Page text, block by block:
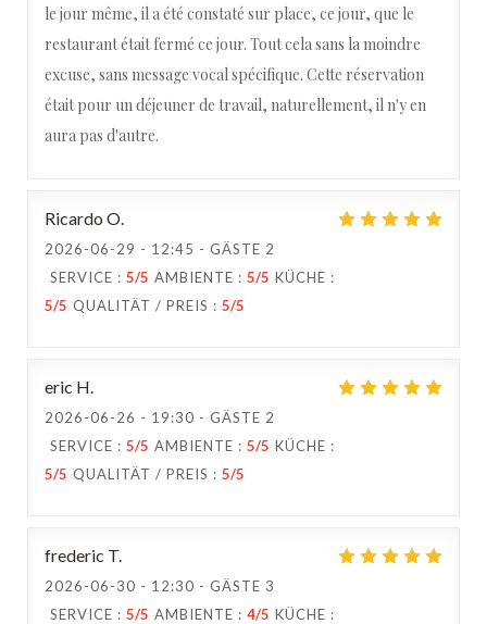
le jour même, il a été constaté sur place, ce jour, que le
restaurant était fermé ce jour. Tout cela sans la moindre
excuse, sans message vocal spécifique. Cette réservation
était pour un déjeuner de travail, naturellement, il n'y en
aura pas d'autre.
Ricardo O
2026-06-29 - 12:45 - GÄSTE 2
SERVICE : 5/5 AMBIENTE : 5/5 KÜCHE :
5/5 QUALITÄT / PREIS : 5/5
eric H
2026-06-26 - 19:30 - GÄSTE 2
SERVICE : 5/5 AMBIENTE : 5/5 KÜCHE :
5/5 QUALITÄT / PREIS : 5/5
frederic T
2026-06-30 - 12:30 - GÄSTE 3
SERVICE : 5/5 AMBIENTE : 4/5 KÜCHE :